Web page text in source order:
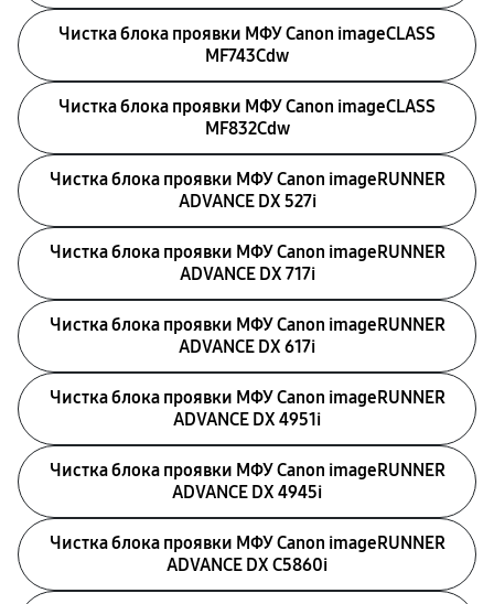
Чистка блока проявки МФУ Canon imageCLASS
MF743Cdw
Чистка блока проявки МФУ Canon imageCLASS
MF832Cdw
Чистка блока проявки МФУ Canon imageRUNNER
ADVANCE DX 527i
Чистка блока проявки МФУ Canon imageRUNNER
ADVANCE DX 717i
Чистка блока проявки МФУ Canon imageRUNNER
ADVANCE DX 617i
Чистка блока проявки МФУ Canon imageRUNNER
ADVANCE DX 4951i
Чистка блока проявки МФУ Canon imageRUNNER
ADVANCE DX 4945i
Чистка блока проявки МФУ Canon imageRUNNER
ADVANCE DX C5860i